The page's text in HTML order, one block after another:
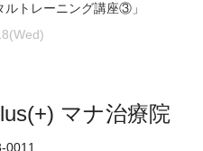
トレーニング講座③」
マナ治療院
0011